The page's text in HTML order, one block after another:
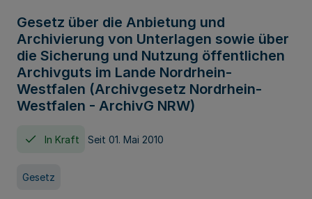
Gesetz über die Anbietung und
Archivierung von Unterlagen sowie über
die Sicherung und Nutzung öffentlichen
Archivguts im Lande Nordrhein-
Westfalen (Archivgesetz Nordrhein-
Westfalen - ArchivG NRW)
In Kraft Seit 01. Mai 2010
Gesetz